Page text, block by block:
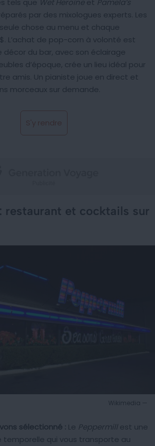
tels que Wet Heroine et Pamela’s
par des mixologues experts. Les
chose au menu et chaque
L’achat de pop-corn à volonté est
décor du bar, avec son éclairage
d’époque, crée un lieu idéal pour
amis. Un pianiste joue en direct et
morceaux sur demande.
S'y rendre
restaurant et cocktails sur
Wikimedia —
sélectionné : Le Peppermillest une
temporelle qui vous transporte au